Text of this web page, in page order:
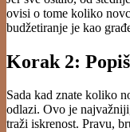
ovisi o tome koliko
budžetiranje je kao
Korak 2:
Sada kad znate koliko
odlazi. Ovo je
traži iskrenost. Pravu,